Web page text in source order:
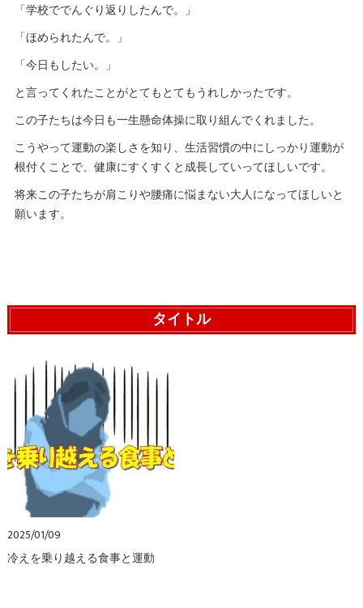
「学校ででんぐり返りしたんで。」
「ほめられたんで。」
「今日もしたい。」
と言ってくれたことがとてもとてもうれしかったです。
この子たちは今日も一生懸命体操に取り組んでくれました。
こうやって運動の楽しさを知り、生活習慣の中にしっかり運動が
根付くことで、健康にすくすくと成長していってほしいです。
将来この子たちが肩こりや腰痛に悩まない大人になってほしいと
願います。
タイトル
2025/01/09
冷えを乗り越える食事と運動